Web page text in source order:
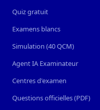
Quiz gratuit
Examens blancs
Simulation (40 QCM)
Agent IA Examinateur
Centres d'examen
Questions officielles (PDF)